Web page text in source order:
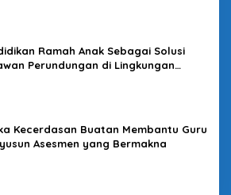
Ramah Anak Sebagai Solusi
Perundungan di Lingkungan
Kecerdasan Buatan Membantu Guru
Asesmen yang Bermakna